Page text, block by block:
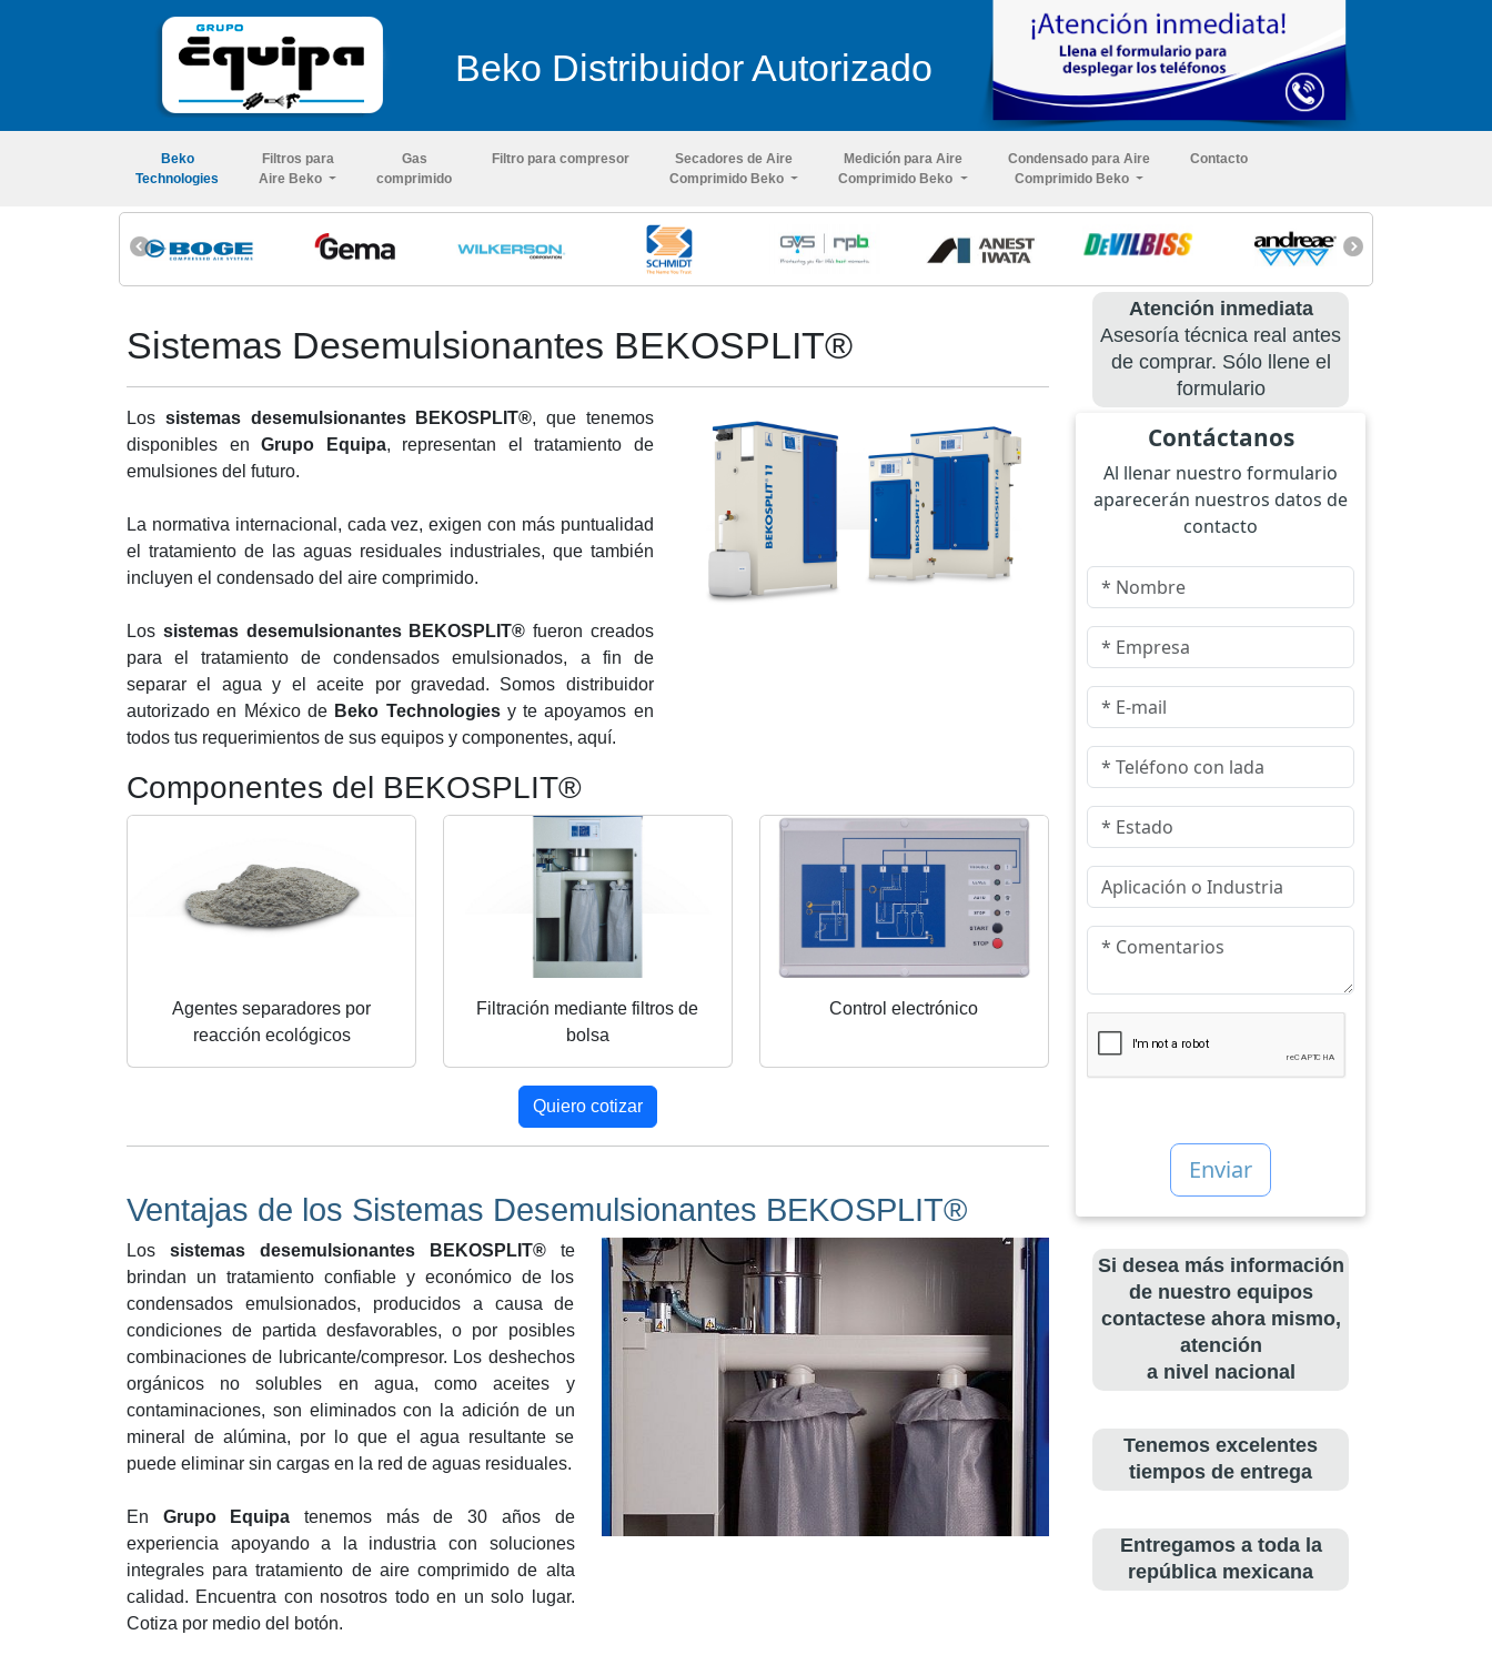
Beko Distribuidor Autorizado
Beko
Technologies
Filtros para
Aire Beko
Gas
comprimido
Filtro para compresor
Secadores de Aire
Comprimido Beko
Medición para Aire
Comprimido Beko
Condensado para Aire
Comprimido Beko
Contacto
Sistemas Desemulsionantes BEKOSPLIT®
Los sistemas desemulsionantes BEKOSPLIT®, que tenemos
disponibles enGrupo Equipa, representan el tratamiento de
emulsiones del futuro.
La normativa internacional, cada vez, exigen con más puntualidad
el tratamiento de las aguas residuales industriales, que también
incluyen el condensado del aire comprimido.
Los sistemas desemulsionantes BEKOSPLIT® fueron creados
para el tratamiento de condensados emulsionados, a fin de
separar el agua y el aceite por gravedad. Somos distribuidor
autorizado en México de Beko Technologiesy te apoyamos en
todos tus requerimientos de sus equipos y componentes, aquí.
Componentes del BEKOSPLIT®
Agentes separadores por
reacción ecológicos
Filtración mediante filtros de
bolsa
Control electrónico
Quiero cotizar
Ventajas de los Sistemas Desemulsionantes BEKOSPLIT®
Los sistemas desemulsionantes BEKOSPLIT®te
brindan un tratamiento confiable y económico de los
condensados emulsionados, producidos a causa de
condiciones de partida desfavorables, o por posibles
combinaciones de lubricante/compresor. Los deshechos
orgánicos no solubles en agua, como aceites y
contaminaciones, son eliminados con la adición de un
mineral de alúmina, por lo que el agua resultante se
puede eliminar sin cargas en la red de aguas residuales.
En Grupo Equipa tenemos más de 30 años de
experiencia apoyando a la industria con soluciones
integrales para tratamiento de aire comprimido de alta
calidad. Encuentra con nosotros todo en un solo lugar.
Cotiza por medio del botón.
Atención inmediata
Asesoría técnica real antes
de comprar. Sólo llene el
formulario
Contáctanos
Al llenar nuestro formulario
aparecerán nuestros datos de
contacto
Si desea más información
de nuestro equipos
contactese ahora mismo,
atención
a nivel nacional
Tenemos excelentes
tiempos de entrega
Entregamos a toda la
república mexicana